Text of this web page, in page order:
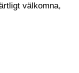
välkomna,